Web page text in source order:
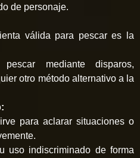
de personaje.
válida para pescar es la
mediante disparos,
otro método alternativo a la
para aclarar situaciones o
uso indiscriminado de forma